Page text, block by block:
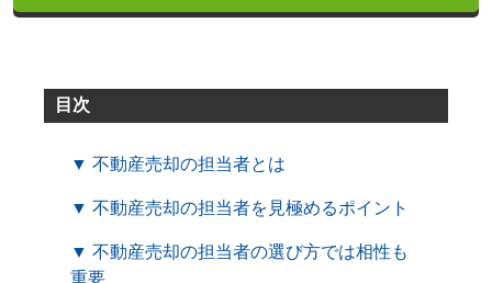
目次
▼ 不動産売却の担当者とは
▼ 不動産売却の担当者を見極めるポイント
▼ 不動産売却の担当者の選び方では相性も
重要